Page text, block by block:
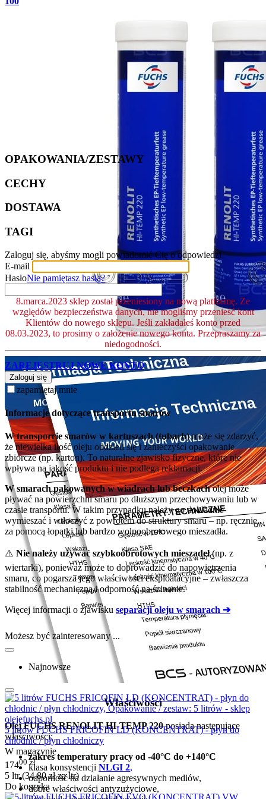
Właściwości
Olej FUCHS RENOLIT HI-TEMP 220 posiada następujące
właściwości:
zakres temperatury pracy od -40°C do +140°C
klasa konsystencji NLGI 2,
odporność na działanie agresywnych mediów,
dobre właściwości antyzużyciowe,
OPAKOWANIA/ZESTAWY
CECHY
DOSTAWA
TAGI
Zaloguj się, abyśmy mogli powiadomić Cię o odpowiedzi
E-mail
HasłoNie pamiętasz hasła?
8.marca.2023 sklep został przeniesiony na nową platformę. Ze
względów bezpieczeństwa danych, nie mogliśmy przenieść kont
Klientów do nowego sklepu. Jeśli zakładałeś konto przed
08.03.2023, to prosimy o założenie nowego konta. Przepraszamy za
niedogodności.
ZAREJESTRUJ NOWE KONTO
Zaloguj się
zapamiętaj mnie
Informacje dotyczące transportu smarów
W transporcie smarów w kartuszach (tubach)może się zdarzyć,
że niewielka ilość oleju oddzieli się i zanieczyści opakowanie
zbiorcze (np. karton). To naturalne zjawisko fizyczne, które nie
wpływa na jakość produktu i nie podlega reklamacji.
W smarach pakowanych w wiadrach lub beczkacholej może
pływać na powierzchni smaru po dłuższym przechowywaniu lub w
czasie transportu. W takim przypadku należy go dokładnie
wymieszać i wtłoczyć z powrotem do struktury smaru – np. ręcznie,
za pomocą łopatki lub bardzo wolnoobrotowego mieszadła.
⚠️ Nie należy używać szybkoobrotowych mieszadeł(np. z
wiertarki), ponieważ może to doprowadzić do napowietrzenia
smaru, co pogarsza jego właściwości eksploatacyjne – zwłaszcza
stabilność mechaniczną i odporność na ścinanie.
Więcej informacji o zjawisku separacji oleju w smarach ➔
Możesz być zainteresowany ...
Najnowsze
5 litrów FUCHS FRICOFIN LD (KONCENTRAT) - płyn do
chłodnic / płyn chłodniczy
W magazynie
17400 zł
5 ltr (34.80złza ltr)
Do koszyka